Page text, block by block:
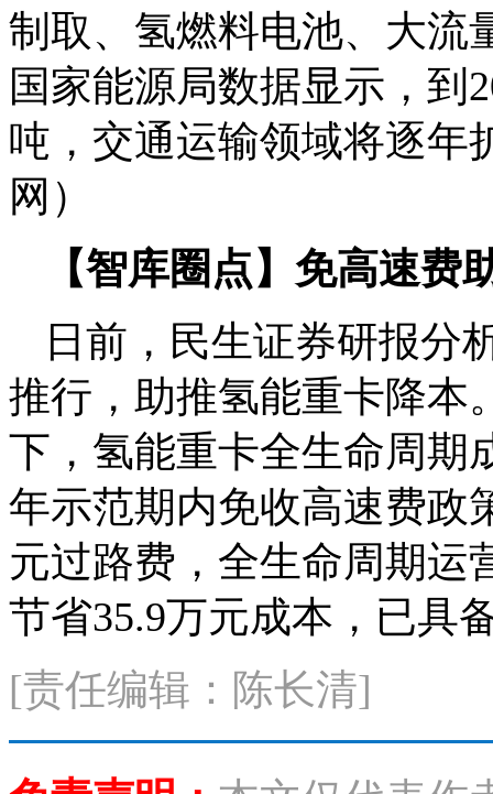
制取、氢燃料电池、大流
国家能源局数据显示，到
吨，交通运输领域将逐年
网）
【智库圈点】免高速费
日前，民生证券研报分
推行，助推氢能重卡降本
下，氢能重卡全生命周期
年示范期内免收高速费政
元过路费，全生命周期运
节省35.9万元成本，已具
[责任编辑：陈长清]